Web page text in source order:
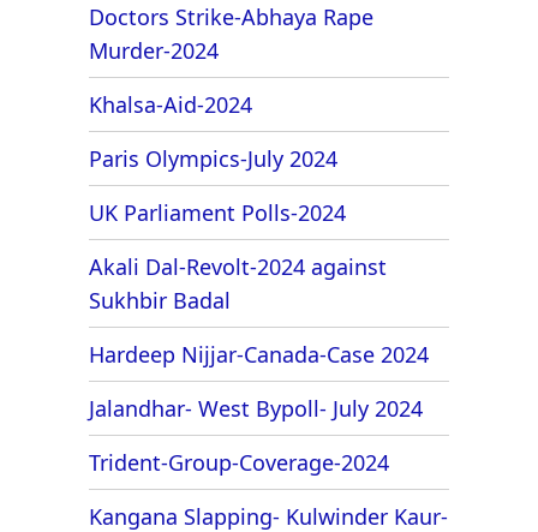
Doctors Strike-Abhaya Rape
Murder-2024
Khalsa-Aid-2024
Paris Olympics-July 2024
UK Parliament Polls-2024
Akali Dal-Revolt-2024 against
Sukhbir Badal
Hardeep Nijjar-Canada-Case 2024
Jalandhar- West Bypoll- July 2024
Trident-Group-Coverage-2024
Kangana Slapping- Kulwinder Kaur-